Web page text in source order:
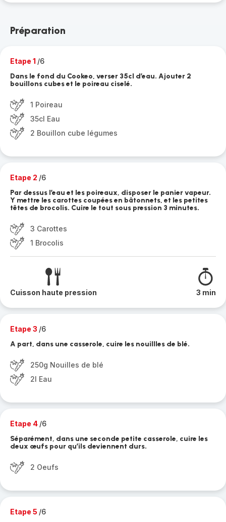
Préparation
Etape 1 /6
Dans le fond du Cookeo, verser 35cl d’eau. Ajouter 2
bouillons cubes et le poireau ciselé.
1 Poireau
35cl Eau
2 Bouillon cube légumes
Etape 2 /6
Par dessus l’eau et les poireaux, disposer le panier vapeur.
Y mettre les carottes coupées en bâtonnets, et les petites
têtes de brocolis. Cuire le tout sous pression 3 minutes.
3 Carottes
1 Brocolis
Cuisson haute pression 3 min
Etape 3 /6
A part, dans une casserole, cuire les nouillles de blé.
250g Nouilles de blé
2l Eau
Etape 4 /6
Séparément, dans une seconde petite casserole, cuire les
deux œufs pour qu’ils deviennent durs.
2 Oeufs
Etape 5 /6